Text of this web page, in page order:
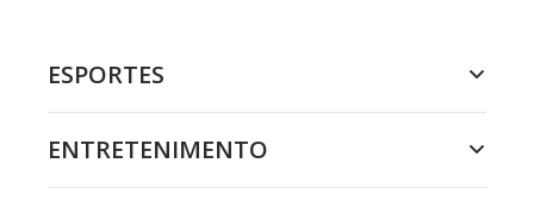
ESPORTES
ENTRETENIMENTO